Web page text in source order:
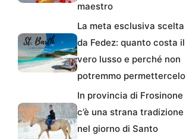
maestro
La meta esclusiva scelta
da Fedez: quanto costa il
vero lusso e perché non
potremmo permettercelo
In provincia di Frosinone
c’è una strana tradizione
nel giorno di Santo